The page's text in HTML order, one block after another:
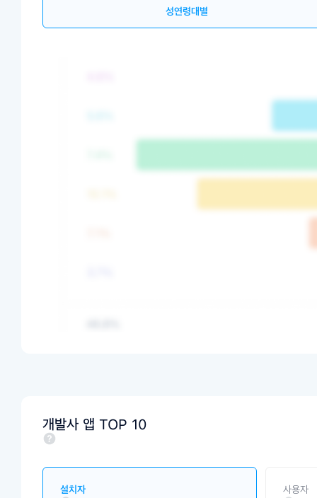
성연령대별
개발사 앱 TOP 10
설치자 사용자